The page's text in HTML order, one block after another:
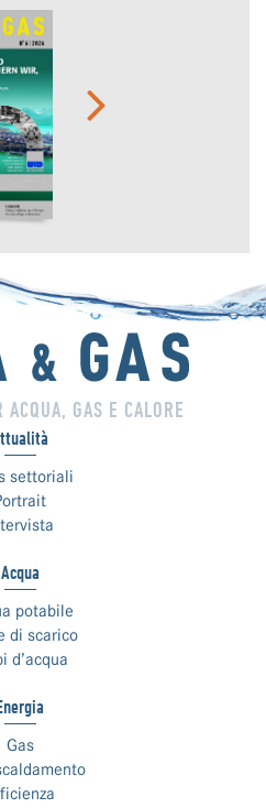
GAS E CALORE
settoriali
Acqua
potabile
di scarico
d’acqua
Gas